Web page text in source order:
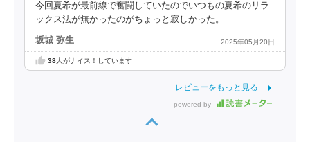
今回夏希が最前線で奮闘していたのでいつもの夏希のリラ
ックス法が無かったのがちょっと寂しかった。
坂城 弥生 2025年05月20日
38人がナイス！しています
レビューをもっと見る
powered by